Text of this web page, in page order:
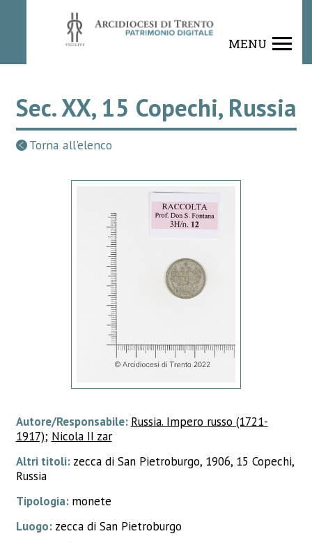
MENU
Sec. XX, 15 Copechi, Russia
Torna all'elenco
Autore/Responsabile: Russia. Impero russo (1721-
1917); Nicola II zar
Altri titoli: zecca di San Pietroburgo, 1906, 15 Copechi,
Russia
Tipologia: monete
Luogo: zecca di San Pietroburgo